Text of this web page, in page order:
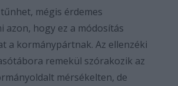
mégis érdemes
azon, hogy ez a módosítás
a kormánypártnak. Az ellenzéki
remekül szórakozik az
mérsékelten, de